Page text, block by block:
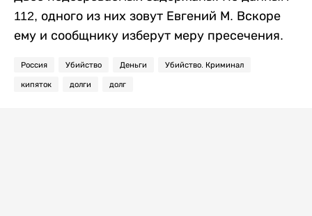
112, одного из них зовут Евгений М. Вскоре
ему и сообщнику изберут меру пресечения.
Россия Убийство Деньги Убийство. Криминал
кипяток долги долг